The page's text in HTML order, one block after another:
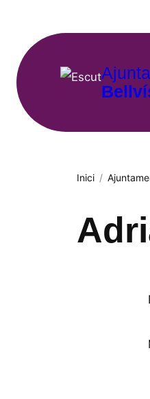
contingut
Inici /